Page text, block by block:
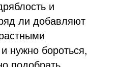
и
ли добавляют
нужно бороться,